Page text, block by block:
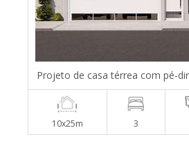
Projeto de casa térrea com pé-
10x25m 3